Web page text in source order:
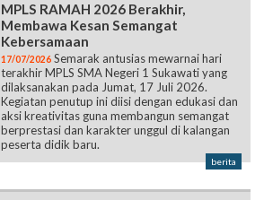
MPLS RAMAH 2026 Berakhir,
Membawa Kesan Semangat
Kebersamaan
17/07/2026 Semarak antusias mewarnai hari
terakhir MPLS SMA Negeri 1 Sukawati yang
dilaksanakan pada Jumat, 17 Juli 2026.
Kegiatan penutup ini diisi dengan edukasi dan
aksi kreativitas guna membangun semangat
berprestasi dan karakter unggul di kalangan
peserta didik baru.
berita